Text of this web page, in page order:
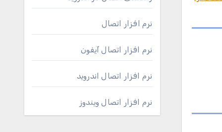
نرم افزار اتصال
نرم افزار اتصال آیفون
نرم افزار اتصال اندروید
نرم افزار اتصال ویندوز